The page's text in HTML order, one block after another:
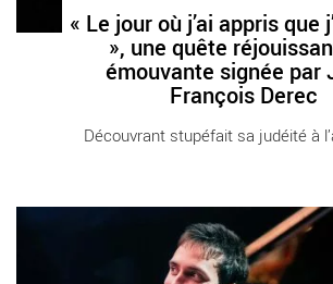
« Le jour où j’ai appris que
», une quête
émouvante signée par
François Derec
« Juke-box » de Vincent Mussat - Critique
Avignon Avignon Off. La Scala Provence